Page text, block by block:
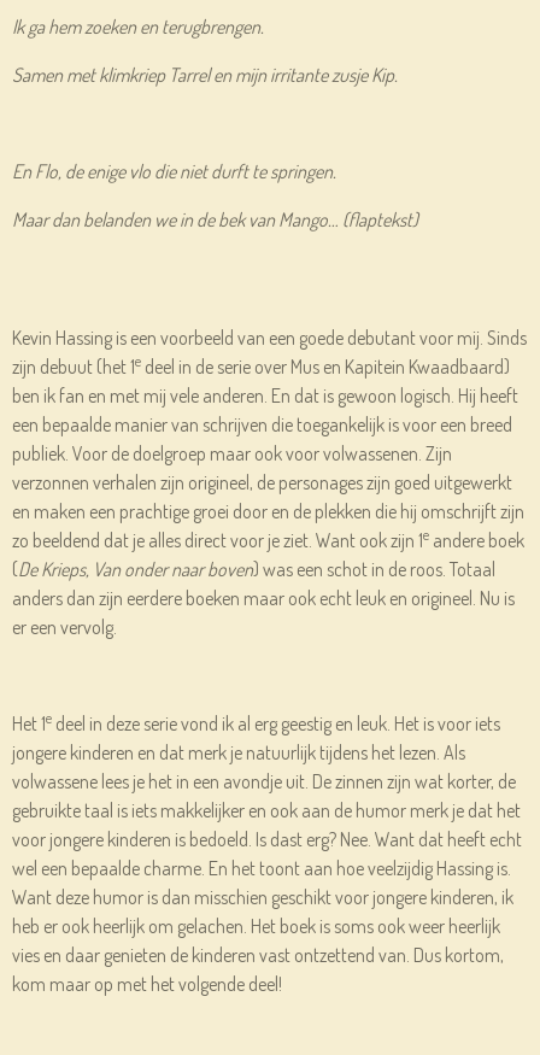
Ik ga hem zoeken en terugbrengen.
Samen met klimkriep Tarrel en mijn irritante zusje Kip.
En Flo, de enige vlo die niet durft te springen.
Maar dan belanden we in de bek van Mango… (flaptekst)
Kevin Hassing is een voorbeeld van een goede debutant voor mij. Sinds
zijn debuut (het 1e deel in de serie over Mus en Kapitein Kwaadbaard)
ben ik fan en met mij vele anderen. En dat is gewoon logisch. Hij heeft
een bepaalde manier van schrijven die toegankelijk is voor een breed
publiek. Voor de doelgroep maar ook voor volwassenen. Zijn
verzonnen verhalen zijn origineel, de personages zijn goed uitgewerkt
en maken een prachtige groei door en de plekken die hij omschrijft zijn
zo beeldend dat je alles direct voor je ziet. Want ook zijn 1e andere boek
(De Krieps, Van onder naar boven) was een schot in de roos. Totaal
anders dan zijn eerdere boeken maar ook echt leuk en origineel. Nu is
er een vervolg.
Het 1e deel in deze serie vond ik al erg geestig en leuk. Het is voor iets
jongere kinderen en dat merk je natuurlijk tijdens het lezen. Als
volwassene lees je het in een avondje uit. De zinnen zijn wat korter, de
gebruikte taal is iets makkelijker en ook aan de humor merk je dat het
voor jongere kinderen is bedoeld. Is dast erg? Nee. Want dat heeft echt
wel een bepaalde charme. En het toont aan hoe veelzijdig Hassing is.
Want deze humor is dan misschien geschikt voor jongere kinderen, ik
heb er ook heerlijk om gelachen. Het boek is soms ook weer heerlijk
vies en daar genieten de kinderen vast ontzettend van. Dus kortom,
kom maar op met het volgende deel!